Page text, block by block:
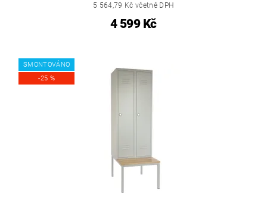
5 564,79 Kč včetně DPH
4 599 Kč
SMONTOVÁNO
-25 %